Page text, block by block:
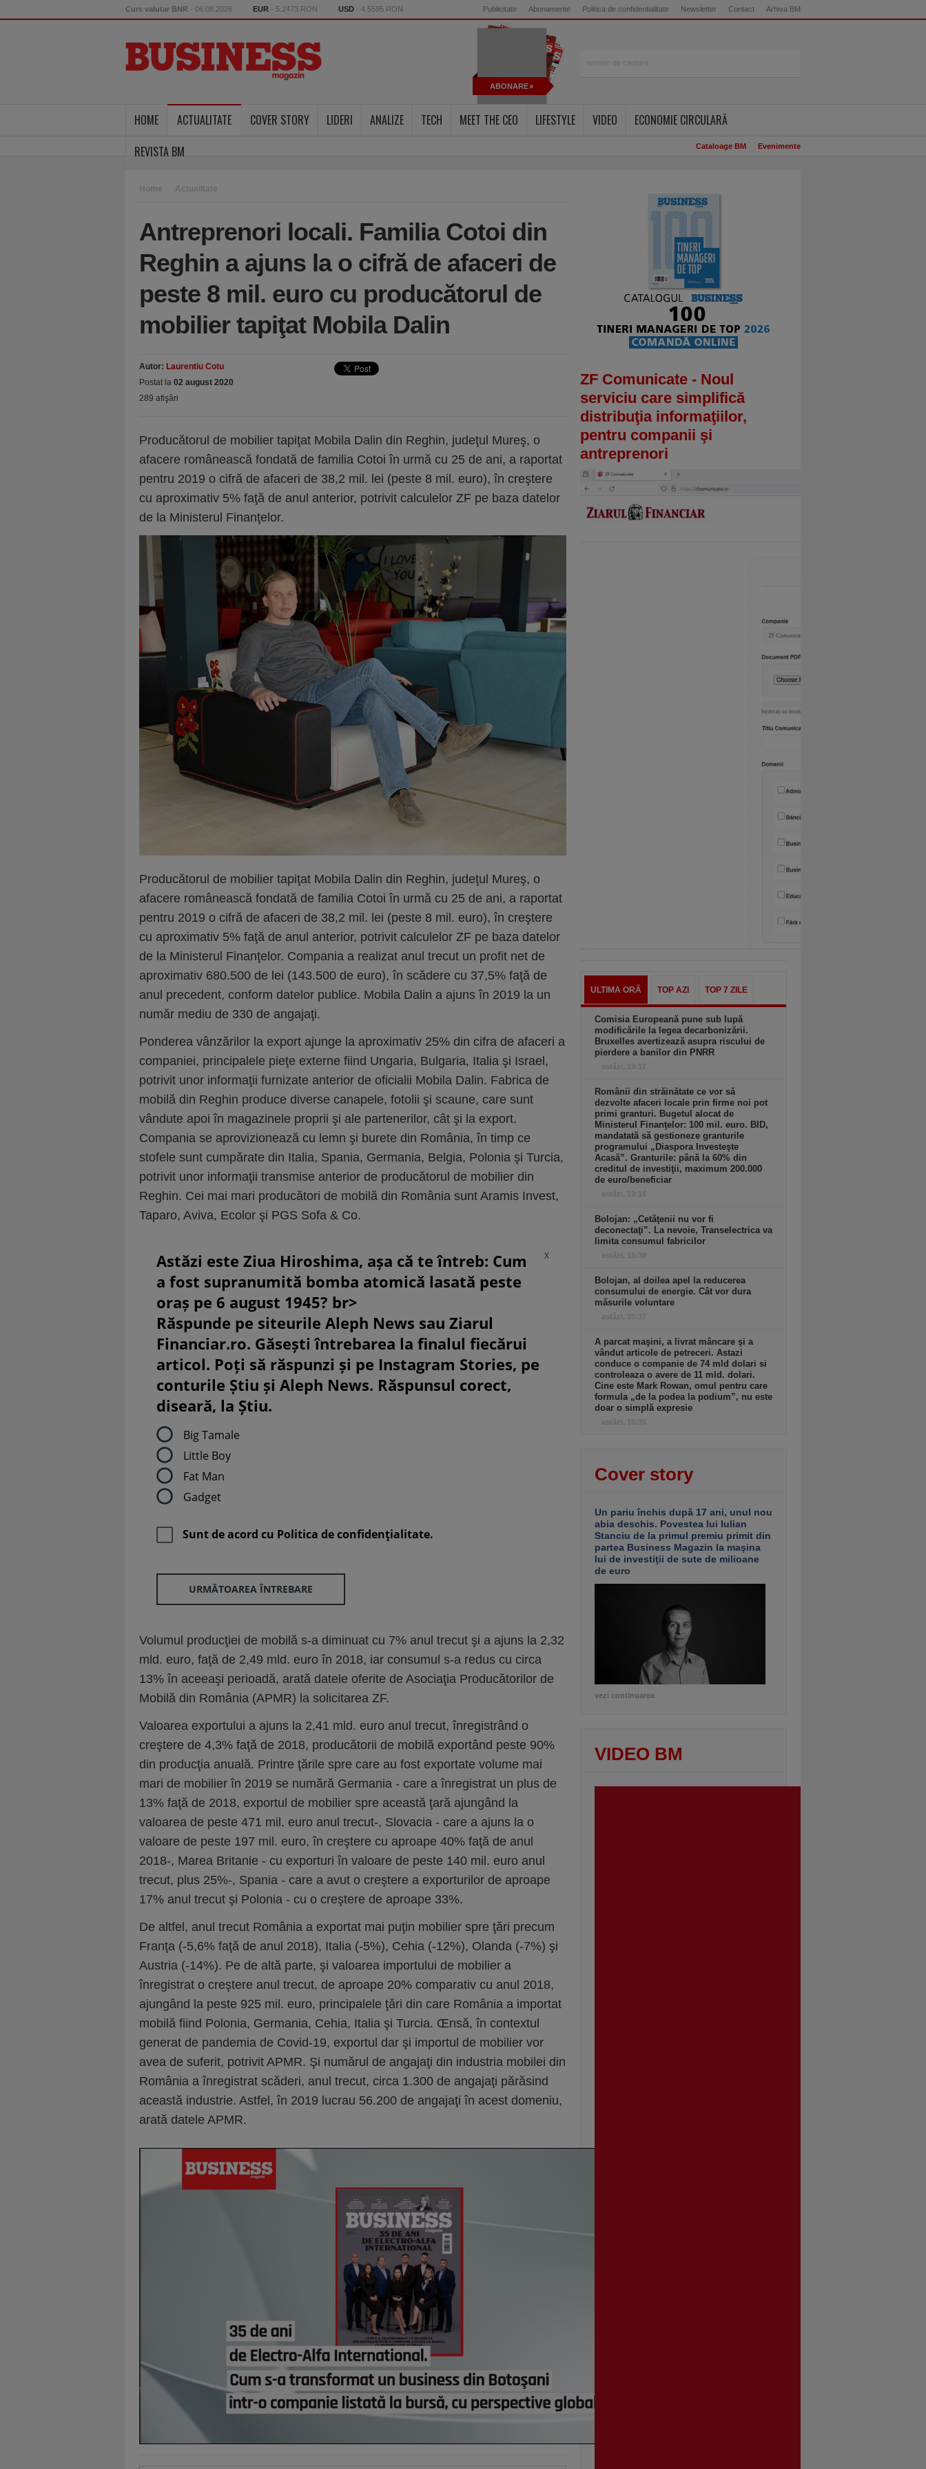
Curs valutar BNR - 06.08.2026 EUR - 5.2473 RON USD - 4.5595 RON Publicitate Abonamente Politica de confidentialitate Newsletter Contact Arhiva BM
ABONARE
HOME ACTUALITATE COVER STORY LIDERI ANALIZE TECH MEET THE CEO LIFESTYLE VIDEO
ECONOMIE CIRCULARĂ
REVISTA BM
Cataloage BM Evenimente
Home Actualitate
Antreprenori locali. Familia Cotoi din
Reghin a ajuns la o cifră de afaceri de
peste 8 mil. euro cu producătorul de
mobilier tapiţat Mobila Dalin
Autor: Laurentiu Cotu
Postat la 02 august 2020
289 afişări
Producătorul de mobilier tapiţat Mobila Dalin din Reghin, judeţul Mureş, o
afacere românească fondată de familia Cotoi în urmă cu 25 de ani, a raportat
pentru 2019 o cifră de afaceri de 38,2 mil. lei (peste 8 mil. euro), în creştere
cu aproximativ 5% faţă de anul anterior, potrivit calculelor ZF pe baza datelor
de la Ministerul Finanţelor.
Producătorul de mobilier tapiţat Mobila Dalin din Reghin, judeţul Mureş, o
afacere românească fondată de familia Cotoi în urmă cu 25 de ani, a raportat
pentru 2019 o cifră de afaceri de 38,2 mil. lei (peste 8 mil. euro), în creştere
cu aproximativ 5% faţă de anul anterior, potrivit calculelor ZF pe baza datelor
de la Ministerul Finanţelor. Compania a realizat anul trecut un profit net de
aproximativ 680.500 de lei (143.500 de euro), în scădere cu 37,5% faţă de
anul precedent, conform datelor publice. Mobila Dalin a ajuns în 2019 la un
număr mediu de 330 de angajaţi.
Ponderea vânzărilor la export ajunge la aproximativ 25% din cifra de afaceri a
companiei, principalele pieţe externe fiind Ungaria, Bulgaria, Italia şi Israel,
potrivit unor informaţii furnizate anterior de oficialii Mobila Dalin. Fabrica de
mobilă din Reghin produce diverse canapele, fotolii şi scaune, care sunt
vândute apoi în magazinele proprii şi ale partenerilor, cât şi la export.
Compania se aprovizionează cu lemn şi burete din România, în timp ce
stofele sunt cumpărate din Italia, Spania, Germania, Belgia, Polonia şi Turcia,
potrivit unor informaţii transmise anterior de producătorul de mobilier din
Reghin. Cei mai mari producători de mobilă din România sunt Aramis Invest,
Taparo, Aviva, Ecolor şi PGS Sofa & Co.
X
Astăzi este Ziua Hiroshima, așa că te întreb: Cum
a fost supranumită bomba atomică lasată peste
oraș pe 6 august 1945? br>
Răspunde pe siteurile Aleph News sau Ziarul
Financiar.ro. Găsești întrebarea la finalul fiecărui
articol. Poți să răspunzi și pe Instagram Stories, pe
conturile Știu și Aleph News. Răspunsul corect,
diseară, la Știu.
Big Tamale
Little Boy
Fat Man
Gadget
Sunt de acord cu Politica de confidenţialitate.
URMĂTOAREA ÎNTREBARE
Volumul producţiei de mobilă s-a diminuat cu 7% anul trecut şi a a­juns la 2,32
mld. euro, faţă de 2,49 mld. euro în 2018, iar consumul s-a re­dus cu circa
13% în aceeaşi pe­rioa­dă, arată datele oferite de Aso­ciaţia Producă­torilor de
Mobilă din Ro­mânia (APMR) la solici­tarea ZF.
Valoarea exportului a ajuns la 2,41 mld. euro anul trecut, înregistrând o
creştere de 4,3% faţă de 2018, producătorii de mobilă exportând peste 90%
din producţia anuală. Printre ţările spre care au fost exportate volume mai
mari de mobilier în 2019 se numără Germania - care a înregistrat un plus de
13% faţă de 2018, exportul de mobilier spre această ţară ajungând la
valoarea de peste 471 mil. euro anul trecut-, Slovacia - care a ajuns la o
valoare de peste 197 mil. euro, în creştere cu aproape 40% faţă de anul
2018-, Marea Britanie - cu exporturi în valoare de peste 140 mil. euro anul
trecut, plus 25%-, Spania - care a avut o creştere a exporturilor de aproape
17% anul trecut şi Polonia - cu o creştere de aproape 33%.
De altfel, anul trecut România a exportat mai puţin mobilier spre ţări precum
Franţa (-5,6% faţă de anul 2018), Italia (-5%), Cehia (-12%), Olanda (-7%) şi
Austria (-14%). Pe de altă parte, şi valoarea importului de mobilier a
înregistrat o creştere anul trecut, de aproape 20% comparativ cu anul 2018,
ajungând la peste 925 mil. euro, principalele ţări din care România a importat
mobilă fiind Polonia, Germania, Cehia, Italia şi Turcia. Œnsă, în contextul
generat de pandemia de Covid-19, exportul dar şi importul de mobilier vor
avea de suferit, potrivit APMR. Şi numărul de angajaţi din industria mobilei din
România a înregistrat scăderi, anul trecut, circa 1.300 de angajaţi părăsind
această industrie. Astfel, în 2019 lucrau 56.200 de angajaţi în acest domeniu,
arată datele APMR.
ZF Comunicate - Noul
serviciu care simplifică
distribuţia informaţiilor,
pentru companii şi
antreprenori
ULTIMA ORĂ TOP AZI TOP 7 ZILE
Comisia Europeană pune sub lupă
modificările la legea decarbonizării.
Bruxelles avertizează asupra riscului de
pierdere a banilor din PNRR
astăzi, 19:17
Românii din străinătate ce vor să
dezvolte afaceri locale prin firme noi pot
primi granturi. Bugetul alocat de
Ministerul Finanţelor: 100 mil. euro. BID,
mandatată să gestioneze granturile
programului „Diaspora Investeşte
Acasă”. Granturile: până la 60% din
creditul de investiţii, maximum 200.000
de euro/beneficiar
astăzi, 19:16
Bolojan: „Cetăţenii nu vor fi
deconectaţi”. La nevoie, Transelectrica va
limita consumul fabricilor
astăzi, 15:38
Bolojan, al doilea apel la reducerea
consumului de energie. Cât vor dura
măsurile voluntare
astăzi, 15:37
A parcat maşini, a livrat mâncare şi a
vândut articole de petreceri. Astazi
conduce o companie de 74 mld dolari si
controleaza o avere de 11 mld. dolari.
Cine este Mark Rowan, omul pentru care
formula „de la podea la podium”, nu este
doar o simplă expresie
astăzi, 15:35
Cover story
Un pariu închis după 17 ani, unul nou
abia deschis. Povestea lui Iulian
Stanciu de la primul premiu primit din
partea Business Magazin la maşina
lui de investiţii de sute de milioane
de euro
vezi continuarea
VIDEO BM